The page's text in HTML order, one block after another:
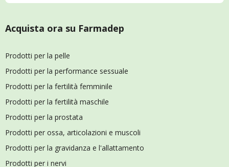
Acquista ora su Farmadep
Prodotti per la pelle
Prodotti per la performance sessuale
Prodotti per la fertilità femminile
Prodotti per la fertilità maschile
Prodotti per la prostata
Prodotti per ossa, articolazioni e muscoli
Prodotti per la gravidanza e l'allattamento
Prodotti per i nervi